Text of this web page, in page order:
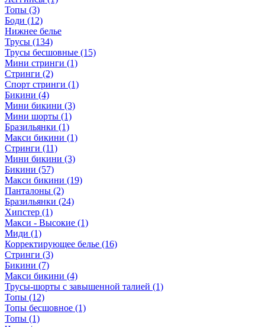
Топы (3)
Боди (12)
Нижнее белье
Трусы (134)
Трусы бесшовные (15)
Мини стринги (1)
Стринги (2)
Спорт стринги (1)
Бикини (4)
Мини бикини (3)
Мини шорты (1)
Бразильянки (1)
Макси бикини (1)
Стринги (11)
Мини бикини (3)
Бикини (57)
Макси бикини (19)
Панталоны (2)
Бразильянки (24)
Хипстер (1)
Макси - Высокие (1)
Миди (1)
Корректирующее белье (16)
Стринги (3)
Бикини (7)
Макси бикини (4)
Трусы-шорты с завышенной талией (1)
Топы (12)
Топы бесшовное (1)
Топы (1)